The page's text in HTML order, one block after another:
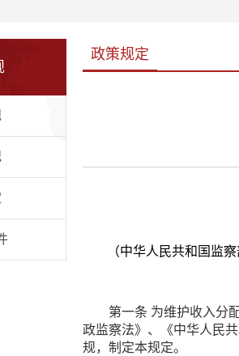
政策规定
（中华人民共和国监
第一条 为维护收入分
政监察法》、《中华人民
规，制定本规定。